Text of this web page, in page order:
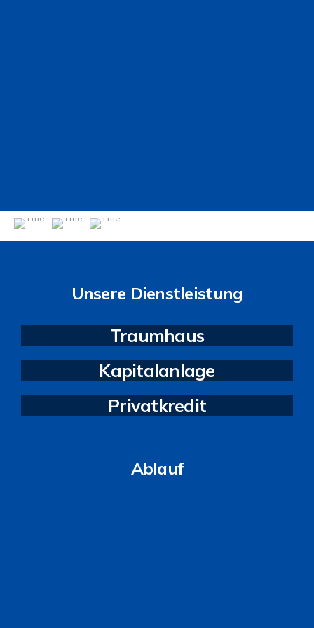
Unsere Dienstleistung
Traumhaus
Kapitalanlage
Privatkredit
Ablauf